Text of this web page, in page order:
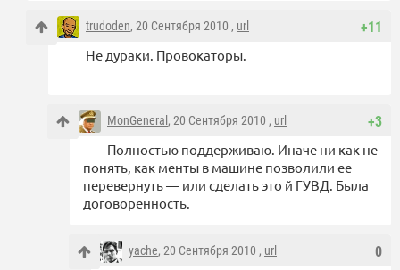
+11
trudoden, 20 Сентября 2010 , url
Не дураки. Провокаторы.
+3
MonGeneral , 20 Сентября 2010 , url
Полностью поддерживаю. Иначе ни как не
понять, как менты в машине позволили ее
перевернуть — или сделать это й ГУВД. Была
договоренность.
0
yache, 20 Сентября 2010 , url